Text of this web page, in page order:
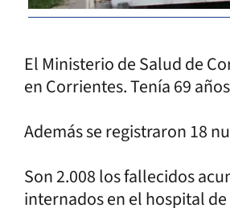
El Ministerio de Salud de
en Corrientes. Tenía 69
Además se registraron 18
Son 2.008 los fallecidos
internados en el hospital